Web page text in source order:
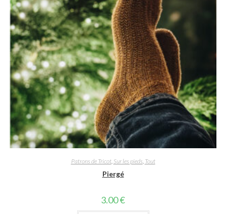
Patrons de Tricot, Sur les pieds Tout
Piergé
3.00€